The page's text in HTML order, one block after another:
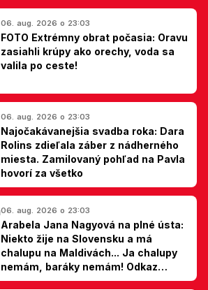
06. aug. 2026 o 23:03
FOTO Extrémny obrat počasia: Oravu
zasiahli krúpy ako orechy, voda sa
valila po ceste!
06. aug. 2026 o 23:03
Najočakávanejšia svadba roka: Dara
Rolins zdieľala záber z nádherného
miesta. Zamilovaný pohľad na Pavla
hovorí za všetko
06. aug. 2026 o 23:03
Arabela Jana Nagyová na plné ústa:
Niekto žije na Slovensku a má
chalupu na Maldivách... Ja chalupy
nemám, baráky nemám! Odkaz
Slovákom